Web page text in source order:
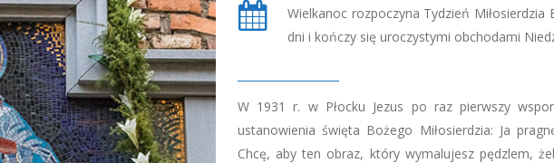
Wielkanoc rozpoczyna Tydzień
dni i kończy się uroczystymi obchodami
W 1931 r. w Płocku Jezus po raz pierwszy
ustanowienia święta Bożego Miłosierdzia: Ja
Chcę, aby ten obraz, który wymalujesz pędzlem,